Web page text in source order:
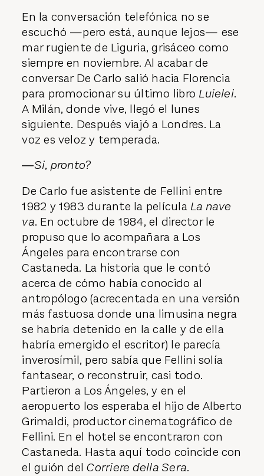
En la conversación telefónica no se
escuchó —pero está, aunque lejos— ese
mar rugiente de Liguria, grisáceo como
siempre en noviembre. Al acabar de
conversar De Carlo salió hacia Florencia
para promocionar su último libro Luielei.
A Milán, donde vive, llegó el lunes
siguiente. Después viajó a Londres. La
voz es veloz y temperada.
―Si, pronto?
De Carlo fue asistente de Fellini entre
1982 y 1983 durante la película La nave
va. En octubre de 1984, el director le
propuso que lo acompañara a Los
Ángeles para encontrarse con
Castaneda. La historia que le contó
acerca de cómo había conocido al
antropólogo (acrecentada en una versión
más fastuosa donde una limusina negra
se habría detenido en la calle y de ella
habría emergido el escritor) le parecía
inverosímil, pero sabía que Fellini solía
fantasear, o reconstruir, casi todo.
Partieron a Los Ángeles, y en el
aeropuerto los esperaba el hijo de Alberto
Grimaldi, productor cinematográfico de
Fellini. En el hotel se encontraron con
Castaneda. Hasta aquí todo coincide con
el guión delCorriere della Sera.